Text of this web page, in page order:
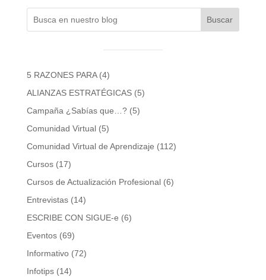
Buscar
5 RAZONES PARA(4)
ALIANZAS ESTRATÉGICAS(5)
Campaña ¿Sabías que…?(5)
Comunidad Virtual(5)
Comunidad Virtual de Aprendizaje (112)
Cursos(17)
Cursos de Actualización Profesional(6)
Entrevistas(14)
ESCRIBE CON SIGUE-e (6)
Eventos(69)
Informativo(72)
Infotips(14)